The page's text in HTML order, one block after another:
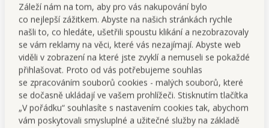
Záleží nám na tom, aby pro vás nakupování bylo
co nejlepší zážitkem. Abyste na našich stránkách rychle
našli to, co hledáte, ušetřili spoustu klikání a nezobrazovaly
se vám reklamy na věci, které vás nezajímají. Abyste web
viděli v zobrazení na které jste zvyklí a nemuseli se pokaždé
přihlašovat. Proto od vás potřebujeme souhlas
se zpracováním souborů cookies - malých souborů, které
se dočasně ukládají ve vašem prohlížeči. Stisknutím tlačítka
„V pořádku“ souhlasíte s nastavením cookies tak, abychom
vám poskytovali smysluplné a užitečné služby na základě
Detailný popis
Hubice na čalounění k vysavači s cyklonovým sáním
VACDOM MAXI SYSTEMAT pro zjednodušený úklid
čalouněného nábytku, polstrování a polštářů. Ve
spodní části dvě řady drobných štětinek pro
efektivní úklid. Snadno odstraníte prach a chlupy